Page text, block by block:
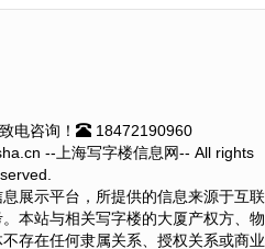
电咨询！
18472190960
--上海写字楼信息网-- All rights
展示平台，所提供的信息来源于互联
本站与相关写字楼的大厦产权方、物
存在任何隶属关系、授权关系或商业